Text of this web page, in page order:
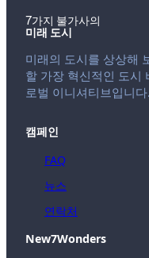
7가지 불가사의
미래 도시
미래의 도시를 상상해
할 가장 혁신적인 도시
로벌 이니셔티브입니다.
캠페인
FAQ
뉴스
연락처
New7Wonders